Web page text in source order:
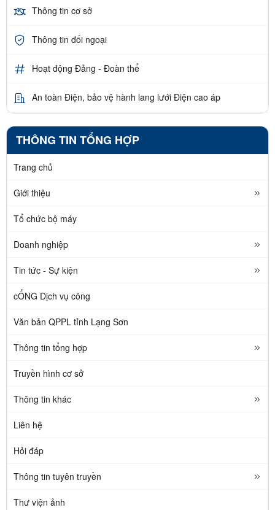
Thông tin cơ sở
Thông tin đối ngoại
Hoạt động Đảng - Đoàn thể
An toàn Điện, bảo vệ hành lang lưới Điện cao áp
THÔNG TIN TỔNG HỢP
Trang chủ
Giới thiệu
Tổ chức bộ máy
Doanh nghiệp
Tin tức - Sự kiện
cỔNG Dịch vụ công
Văn bản QPPL tỉnh Lạng Sơn
Thông tin tổng hợp
Truyền hình cơ sở
Thông tin khác
Liên hệ
Hỏi đáp
Thông tin tuyên truyền
Thư viện ảnh